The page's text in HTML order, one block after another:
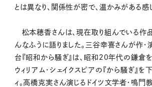
とは異なり、関係性が密で、温かみがある感
松本穂香さんは、現在取り組んでいる作
んなふうに語りました。三谷幸喜さんが作
台『昭和から騒ぎ』は、昭和20年代の鎌倉
ウィリアム・シェイクスピアの『から騒ぎ』を
ィ。高橋克実さん演じるドイツ文学者・鳴門